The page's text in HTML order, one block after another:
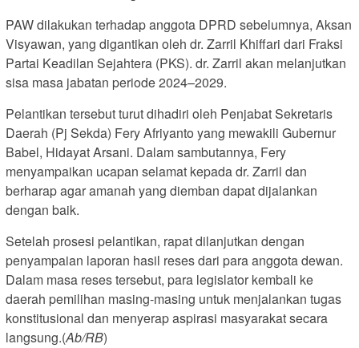
PAW dilakukan terhadap anggota DPRD sebelumnya, Aksan
Visyawan, yang digantikan oleh dr. Zarril Khiffari dari Fraksi
Partai Keadilan Sejahtera (PKS). dr. Zarril akan melanjutkan
sisa masa jabatan periode 2024–2029.
Pelantikan tersebut turut dihadiri oleh Penjabat Sekretaris
Daerah (Pj Sekda) Fery Afriyanto yang mewakili Gubernur
Babel, Hidayat Arsani. Dalam sambutannya, Fery
menyampaikan ucapan selamat kepada dr. Zarril dan
berharap agar amanah yang diemban dapat dijalankan
dengan baik.
Setelah prosesi pelantikan, rapat dilanjutkan dengan
penyampaian laporan hasil reses dari para anggota dewan.
Dalam masa reses tersebut, para legislator kembali ke
daerah pemilihan masing-masing untuk menjalankan tugas
konstitusional dan menyerap aspirasi masyarakat secara
langsung.(Ab/RB)